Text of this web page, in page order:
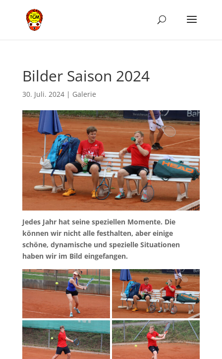
Bilder Saison 2024
30. Juli. 2024| Galerie
Jedes Jahr hat seine speziellen Momente. Die
können wir nicht alle festhalten, aber einige
schöne, dynamische und spezielle Situationen
haben wir im Bild eingefangen.